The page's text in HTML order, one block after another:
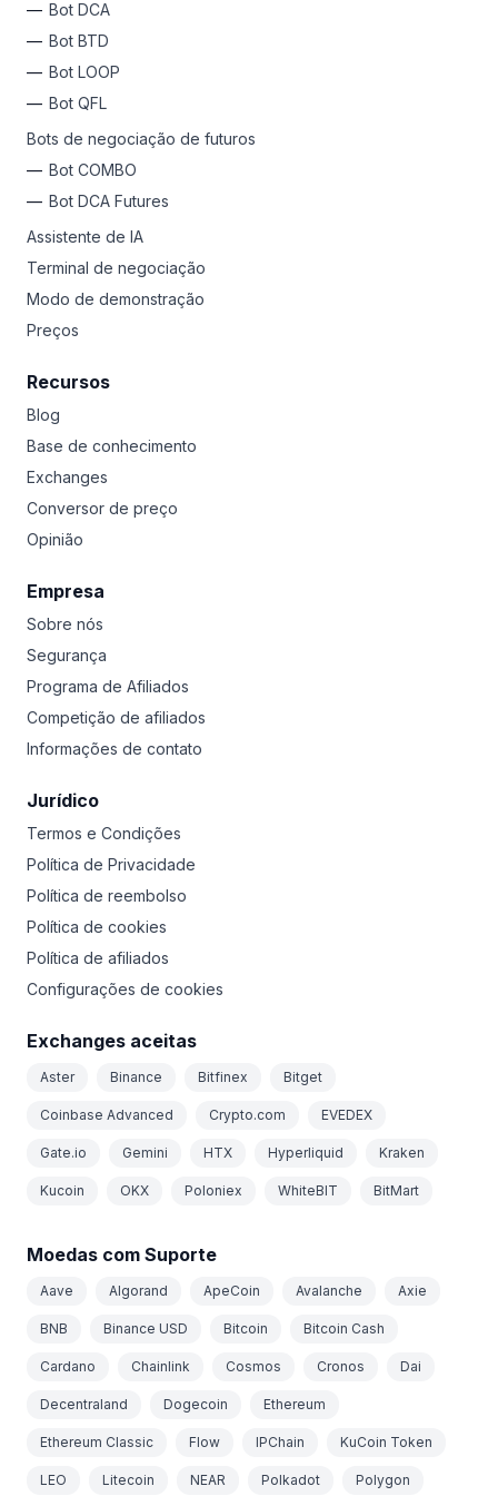
várias vezes. A paciência compensa muito no mundo
das criptomoedas.
Por que não experimentar a Bitsgap?
e acesse 17 exchanges em um só lugar, libere bots de
use ferramentas avançadas para garantir ganhos e
limitar perdas, HODL a longo prazo ou negocie
a Bitsgap é sua plataforma de lançamento para riquezas
em criptomoedas.
Bot DCA
Bot BTD
Bot LOOP
Bot QFL
Bots de negociação de futuros
Bot COMBO
Bot DCA Futures
Assistente de IA
Terminal de negociação
Modo de demonstração
Preços
Recursos
Blog
Base de conhecimento
Exchanges
Conversor de preço
Opinião
Empresa
Sobre nós
Segurança
Programa de Afiliados
Competição de afiliados
Informações de contato
Jurídico
Termos e Condições
Política de Privacidade
Política de reembolso
Política de cookies
Política de afiliados
Configurações de cookies
Exchanges aceitas
Aster Binance Bitfinex Bitget
Coinbase Advanced Crypto.com EVEDEX
Gate.io Gemini HTX Hyperliquid Kraken
Kucoin OKX Poloniex WhiteBIT BitMart
Moedas com Suporte
Aave Algorand ApeCoin Avalanche Axie
BNB Binance USD Bitcoin Bitcoin Cash
Cardano Chainlink Cosmos Cronos Dai
Decentraland Dogecoin Ethereum
Ethereum Classic Flow IPChain KuCoin Token
LEO Litecoin NEAR Polkadot Polygon